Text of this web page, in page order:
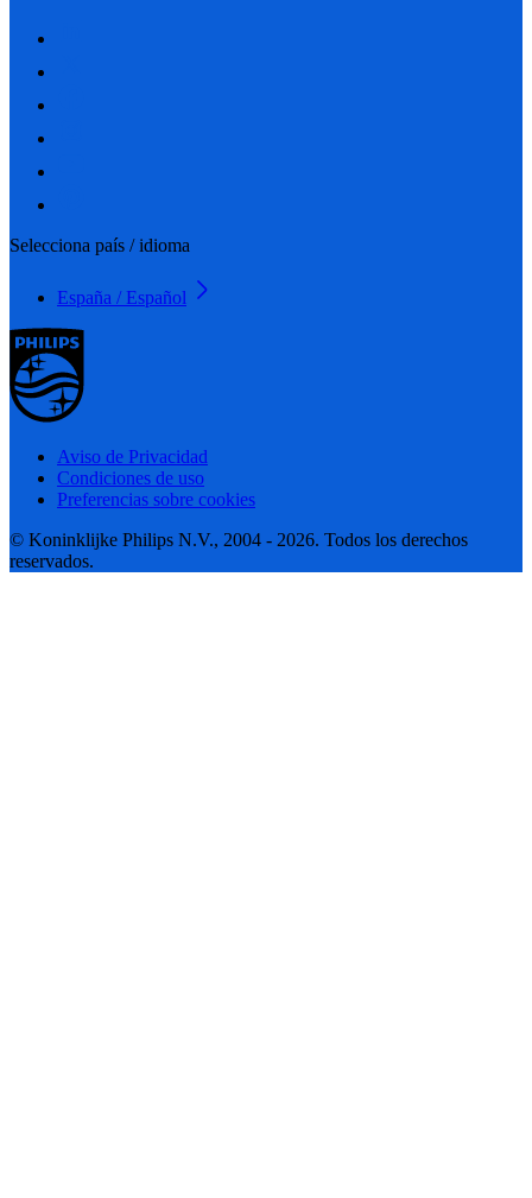
Selecciona país / idioma
España / Español
Aviso de Privacidad
Condiciones de uso
Preferencias sobre cookies
© Koninklijke Philips N.V., 2004 - 2026. Todos los derechos
reservados.